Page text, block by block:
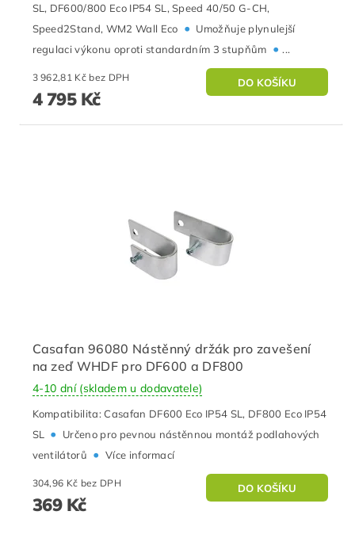
SL, DF600/800 Eco IP54 SL, Speed 40/50 G-CH,
Speed2Stand, WM2 Wall Eco • Umožňuje plynulejší
regulaci výkonu oproti standardním 3 stupňům • ...
3 962,81 Kč bez DPH
4 795 Kč
Casafan 96080 Nástěnný držák pro zavešení
na zeď WHDF pro DF600 a DF800
4-10 dní (skladem u dodavatele)
Kompatibilita: Casafan DF600 Eco IP54 SL, DF800 Eco IP54
SL
•
Určeno pro pevnou nástěnnou montáž podlahových
ventilátorů • Více informací
304,96 Kč bez DPH
369 Kč